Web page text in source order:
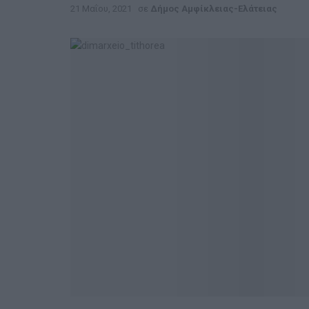
21 Μαΐου, 2021 σε Δήμος Αμφίκλειας-Ελάτειας